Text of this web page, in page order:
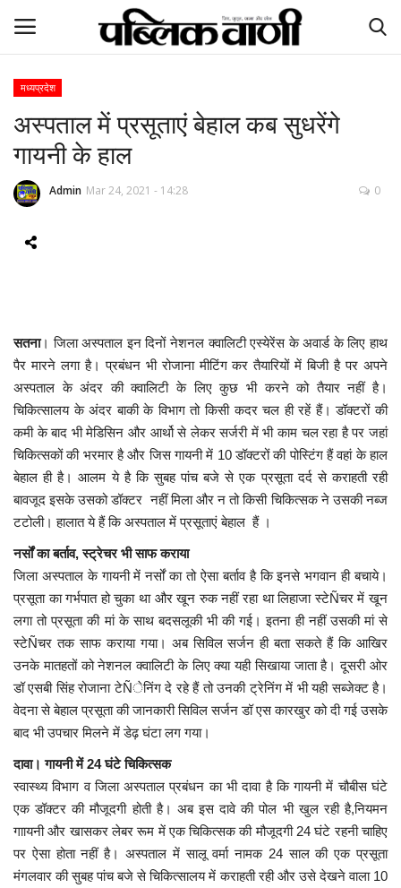
ई-पेपर
होम
Contact Us
देश
दुनिया
मध्यप्रदेश
छत्तीसगढ़
मनोरंजन
लाइफस्टाइल
खेल
ब्रेकिंग न्यूज़
व्यापार
टेक न्यूज़
मध्यप्रदेश
अस्पताल में प्रसूताएं बेहाल कब सुधरेंगे
गायनी के हाल
Admin Mar 24, 2021 - 14:28 0
सतना। जिला अस्पताल इन दिनों नेशनल क्वालिटी एस्येरेंस के अवार्ड के लिए हाथ
पैर मारने लगा है। प्रबंधन भी रोजाना मीटिंग कर तैयारियों में बिजी है पर अपने
अस्पताल के अंदर की क्वालिटी के लिए कुछ भी करने को तैयार नहीं है।
चिकित्सालय के अंदर बाकी के विभाग तो किसी कदर चल ही रहें हैं। डॉक्टरों की
कमी के बाद भी मेडिसिन और आर्थो से लेकर सर्जरी में भी काम चल रहा है पर जहां
चिकित्सकों की भरमार है और जिस गायनी में 10 डॉक्टरों की पोस्टिंग हैं वहां के हाल
बेहाल ही है। आलम ये है कि सुबह पांच बजे से एक प्रसूता दर्द से कराहती रही
बावजूद इसके उसको डॉक्टर नहीं मिला और न तो किसी चिकित्सक ने उसकी नब्ज
टटोली। हालात ये हैं कि अस्पताल में प्रसूताएं बेहाल हैं ।
नर्सों का बर्ताव, स्ट्रेचर भी साफ कराया
जिला अस्पताल के गायनी में नर्सों का तो ऐसा बर्ताव है कि इनसे भगवान ही बचाये।
प्रसूता का गर्भपात हो चुका था और खून रुक नहीं रहा था लिहाजा स्टेÑचर में खून
लगा तो प्रसूता की मां के साथ बदसलूकी भी की गई। इतना ही नहीं उसकी मां से
स्टेÑचर तक साफ कराया गया। अब सिविल सर्जन ही बता सकते हैं कि आखिर
उनके मातहतों को नेशनल क्वालिटी के लिए क्या यही सिखाया जाता है। दूसरी ओर
डॉ एसबी सिंह रोजाना टेÑेनिंग दे रहे हैं तो उनकी ट्रेनिंग में भी यही सब्जेक्ट है।
वेदना से बेहाल प्रसूता की जानकारी सिविल सर्जन डॉ एस कारखुर को दी गई उसके
बाद भी उपचार मिलने में डेढ़ घंटा लग गया।
दावा। गायनी में 24 घंटे चिकित्सक
स्वास्थ्य विभाग व जिला अस्पताल प्रबंधन का भी दावा है कि गायनी में चौबीस घंटे
एक डॉक्टर की मौजूदगी होती है। अब इस दावे की पोल भी खुल रही है,नियमन
गाायनी और खासकर लेबर रूम में एक चिकित्सक की मौजूदगी 24 घंटे रहनी चाहिए
पर ऐसा होता नहीं है। अस्पताल में सालू वर्मा नामक 24 साल की एक प्रसूता
मंगलवार की सुबह पांच बजे से चिकित्सालय में कराहती रही और उसे देखने वाला 10